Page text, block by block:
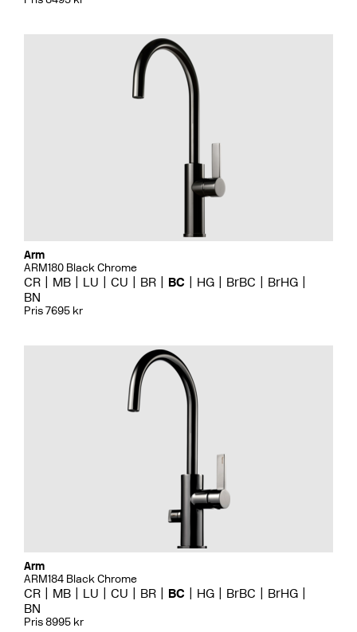
Arm
ARM180 Black Chrome
CR MB LU CU BR BC HG BrBC
BrHG
BN
Pris 7695 kr
Arm
ARM184 Black Chrome
CR MB LU CU BR BC HG BrBC
BrHG
BN
Pris 8995 kr